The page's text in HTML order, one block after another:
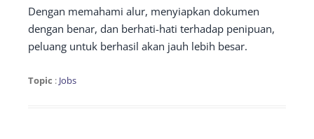
Dengan memahami alur, menyiapkan dokumen
dengan benar, dan berhati-hati terhadap penipuan,
peluang untuk berhasil akan jauh lebih besar.
Topic : Jobs